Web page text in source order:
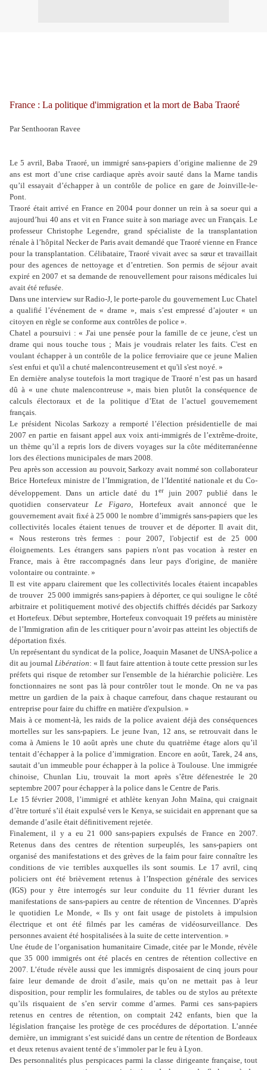
France : La politique d'immigration et la mort de Baba Traoré
Par Senthooran Ravee
Le 5 avril, Baba Traoré, un immigré sans-papiers d’origine malienne de 29
ans est mort d’une crise cardiaque après avoir sauté dans la Marne tandis
qu’il essayait d’échapper à un contrôle de police en gare de Joinville-le-
Pont.
Traoré était arrivé en France en 2004 pour donner un rein à sa soeur qui a
aujourd’hui 40 ans et vit en France suite à son mariage avec un Français. Le
professeur Christophe Legendre, grand spécialiste de la transplantation
rénale à l’hôpital Necker de Paris avait demandé que Traoré vienne en France
pour la transplantation. Célibataire, Traoré vivait avec sa sœur et travaillait
pour des agences de nettoyage et d’entretien. Son permis de séjour avait
expiré en 2007 et sa demande de renouvellement pour raisons médicales lui
avait été refusée.
Dans une interview sur Radio-J, le porte-parole du gouvernement Luc Chatel
a qualifié l’événement de « drame », mais s’est empressé d’ajouter « un
citoyen en règle se conforme aux contrôles de police ».
Chatel a poursuivi : « J'ai une pensée pour la famille de ce jeune, c'est un
drame qui nous touche tous ; Mais je voudrais relater les faits. C'est en
voulant échapper à un contrôle de la police ferroviaire que ce jeune Malien
s'est enfui et qu'il a chuté malencontreusement et qu'il s'est noyé. »
En dernière analyse toutefois la mort tragique de Traoré n’est pas un hasard
dû à « une chute malencontreuse », mais bien plutôt la conséquence de
calculs électoraux et de la politique d’Etat de l’actuel gouvernement
français.
Le président Nicolas Sarkozy a remporté l’élection présidentielle de mai
2007 en partie en faisant appel aux voix anti-immigrés de l’extrême-droite,
un thème qu’il a repris lors de divers voyages sur la côte méditerranéenne
lors des élections municipales de mars 2008.
Peu après son accession au pouvoir, Sarkozy avait nommé son collaborateur
Brice Hortefeux ministre de l’Immigration, de l’Identité nationale et du Co-
développement. Dans un article daté du 1er
juin 2007 publié dans le
quotidien conservateur Le Figaro, Hortefeux avait annoncé que le
gouvernement avait fixé à 25 000 le nombre d’immigrés sans-papiers que les
collectivités locales étaient tenues de trouver et de déporter. Il avait dit,
« Nous resterons très fermes : pour 2007, l'objectif est de 25 000
éloignements. Les étrangers sans papiers n'ont pas vocation à rester en
France, mais à être raccompagnés dans leur pays d'origine, de manière
volontaire ou contrainte. »
Il est vite apparu clairement que les collectivités locales étaient incapables
de trouver 25 000 immigrés sans-papiers à déporter, ce qui souligne le côté
arbitraire et politiquement motivé des objectifs chiffrés décidés par Sarkozy
et Hortefeux. Début septembre, Hortefeux convoquait 19 préfets au ministère
de l’Immigration afin de les critiquer pour n’avoir pas atteint les objectifs de
déportation fixés.
Un représentant du syndicat de la police, Joaquin Masanet de UNSA-police a
dit au journal Libération: « Il faut faire attention à toute cette pression sur les
préfets qui ­risque de retomber sur l'ensemble de la hiérarchie policière. Les
fonctionnaires ne sont pas là pour contrôler tout le monde. On ne va pas
mettre un gardien de la paix à chaque carrefour, dans chaque restaurant ou
entreprise pour faire du chiffre en matière d'expulsion. »
Mais à ce moment-là, les raids de la police avaient déjà des conséquences
mortelles sur les sans-papiers. Le jeune Ivan, 12 ans, se retrouvait dans le
coma à Amiens le 10 août après une chute du quatrième étage alors qu’il
tentait d’échapper à la police d’immigration. Encore en août, Tarek, 24 ans,
sautait d’un immeuble pour échapper à la police à Toulouse. Une immigrée
chinoise, Chunlan Liu, trouvait la mort après s’être défenestrée le 20
septembre 2007 pour échapper à la police dans le Centre de Paris.
Le 15 février 2008, l’immigré et athlète kenyan John Maïna, qui craignait
d’être torturé s’il était expulsé vers le Kenya, se suicidait en apprenant que sa
demande d’asile était définitivement rejetée.
Finalement, il y a eu 21 000 sans-papiers expulsés de France en 2007.
Retenus dans des centres de rétention surpeuplés, les sans-papiers ont
organisé des manifestations et des grèves de la faim pour faire connaître les
conditions de vie terribles auxquelles ils sont soumis. Le 17 avril, cinq
policiers ont été brièvement retenus à l’Inspection générale des services
(IGS) pour y être interrogés sur leur conduite du 11 février durant les
manifestations de sans-papiers au centre de rétention de Vincennes. D’après
le quotidien Le Monde, « Ils y ont fait usage de pistolets à impulsion
électrique et ont été filmés par les caméras de vidéosurveillance. Des
personnes avaient été hospitalisées à la suite de cette intervention. »
Une étude de l’organisation humanitaire Cimade, citée par le Monde, révèle
que 35 000 immigrés ont été placés en centres de rétention collective en
2007. L’étude révèle aussi que les immigrés disposaient de cinq jours pour
faire leur demande de droit d’asile, mais qu’on ne mettait pas à leur
disposition, pour remplir les formulaires, de tables ou de stylos au prétexte
qu’ils risquaient de s’en servir comme d’armes. Parmi ces sans-papiers
retenus en centres de rétention, on comptait 242 enfants, bien que la
législation française les protège de ces procédures de déportation. L’année
dernière, un immigrant s’est suicidé dans un centre de rétention de Bordeaux
et deux retenus avaient tenté de s’immoler par le feu à Lyon.
Des personnalités plus perspicaces parmi la classe dirigeante française, tout